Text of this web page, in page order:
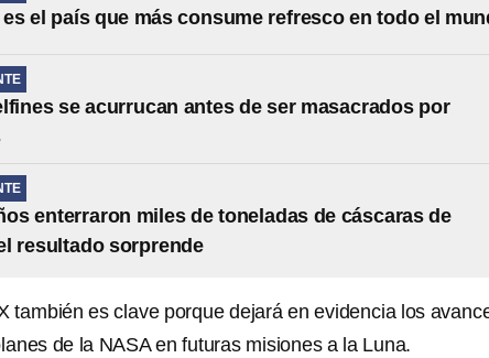
el país que más consume refresco en todo el
se acurrucan antes de ser masacrados por
enterraron miles de toneladas de cáscaras de
resultado sorprende
también es clave porque dejará en evidencia los
de la NASA en futuras misiones a la Luna.